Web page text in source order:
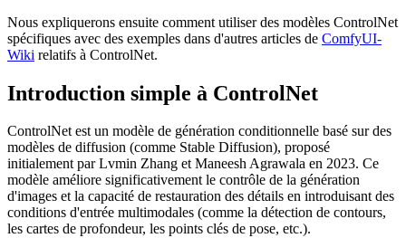
Nous expliquerons ensuite comment utiliser des modèles ControlNet
spécifiques avec des exemples dans d'autres articles de ComfyUI-
Wiki relatifs à ControlNet.
Introduction simple à ControlNet
ControlNet est un modèle de génération conditionnelle basé sur des
modèles de diffusion (comme Stable Diffusion), proposé
initialement par Lvmin Zhang et Maneesh Agrawala en 2023. Ce
modèle améliore significativement le contrôle de la génération
d'images et la capacité de restauration des détails en introduisant des
conditions d'entrée multimodales (comme la détection de contours,
les cartes de profondeur, les points clés de pose, etc.).